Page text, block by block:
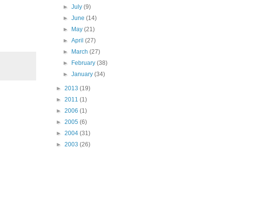
►July(9)
►June(14)
► May(21)
►April(27)
► March(27)
► February(38)
►January(34)
► 2013 (19)
► 2011 (1)
► 2006 (1)
► 2005 (6)
► 2004 (31)
► 2003 (26)